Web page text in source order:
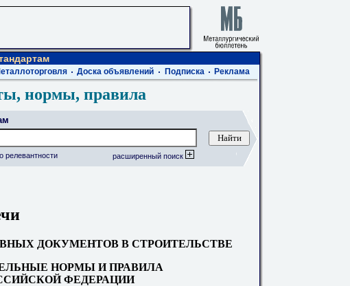
Доска объявлений Подписка Реклама
нормы, правила
релевантности расширенный поиск
ДОКУМЕНТОВ В СТРОИТЕЛЬСТВЕ
НОРМЫ И ПРАВИЛА
ФЕДЕРАЦИИ